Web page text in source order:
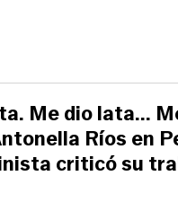
Me dio lata...
Ríos en
criticó su